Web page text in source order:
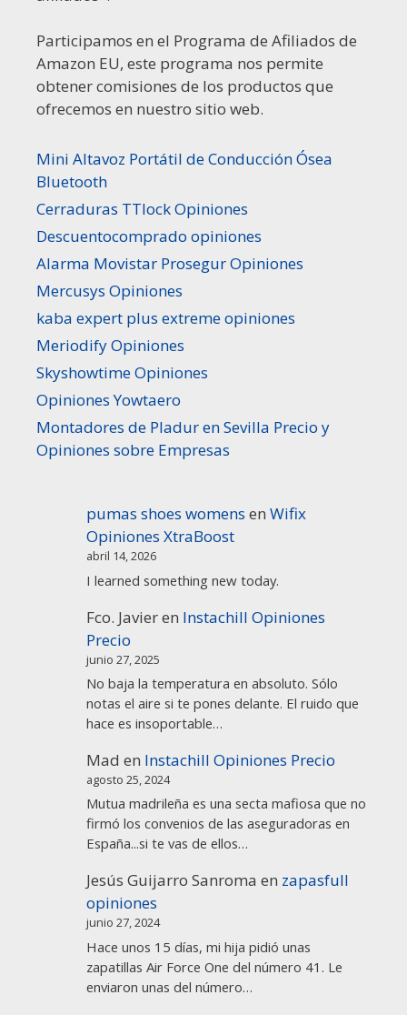
Participamos en el Programa de Afiliados de
Amazon EU, este programa nos permite
obtener comisiones de los productos que
ofrecemos en nuestro sitio web.
Mini Altavoz Portátil de Conducción Ósea
Bluetooth
Cerraduras TTlock Opiniones
Descuentocomprado opiniones
Alarma Movistar Prosegur Opiniones
Mercusys Opiniones
kaba expert plus extreme opiniones
Meriodify Opiniones
Skyshowtime Opiniones
Opiniones Yowtaero
Montadores de Pladur en Sevilla Precio y
Opiniones sobre Empresas
pumas shoes womens enWifix
Opiniones XtraBoost
abril 14, 2026
I learned something new today.
Fco. Javieren Instachill Opiniones
Precio
junio 27, 2025
No baja la temperatura en absoluto. Sólo
notas el aire si te pones delante. El ruido que
hace es insoportable…
Mad en Instachill Opiniones Precio
agosto 25, 2024
Mutua madrileña es una secta mafiosa que no
firmó los convenios de las aseguradoras en
España...si te vas de ellos…
Jesús Guijarro Sanroma en zapasfull
opiniones
junio 27, 2024
Hace unos 15 días, mi hija pidió unas
zapatillas Air Force One del número 41. Le
enviaron unas del número…